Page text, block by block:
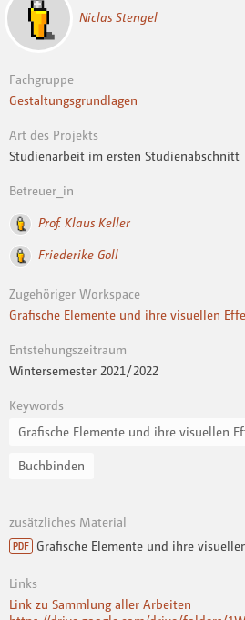
Niclas Stengel
Fachgruppe
Gestaltungsgrundlagen
Art des Projekts
Studienarbeit im ersten Studienabschnitt
Betreuer_in
Prof. Klaus Keller
Friederike Goll
Zugehöriger Workspace
Grafische Elemente und ihre visuellen
Entstehungszeitraum
Wintersemester 2021 / 2022
Keywords
Grafische Elemente und ihre visuellen
Buchbinden
zusätzliches Material
PDF Grafische Elemente und ihre
Links
Link zu Sammlung aller Arbeiten